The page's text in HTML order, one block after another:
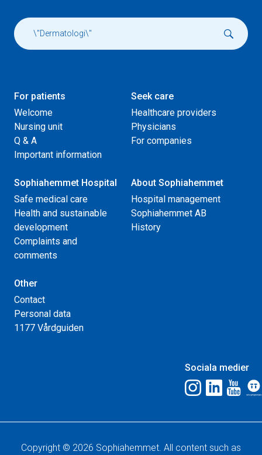
For patients
Welcome
Nursing unit
Q & A
Important information
Seek care
Healthcare providers
Physicians
For companies
Sophiahemmet Hospital
Safe medical care
Health and sustainable
development
Complaints and
comments
About Sophiahemmet
Hospital management
Sophiahemmet AB
History
Other
Contact
Personal data
1177 Vårdguiden
Sociala medier
Copyright © 2026 Sophiahemmet. All content such as